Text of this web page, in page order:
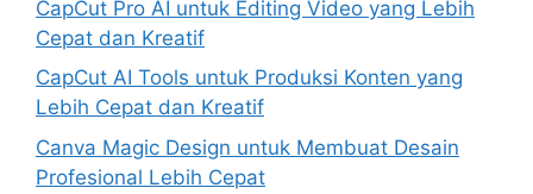
CapCut Pro AI untuk Editing Video yang Lebih
Cepat dan Kreatif
CapCut AI Tools untuk Produksi Konten yang
Lebih Cepat dan Kreatif
Canva Magic Design untuk Membuat Desain
Profesional Lebih Cepat